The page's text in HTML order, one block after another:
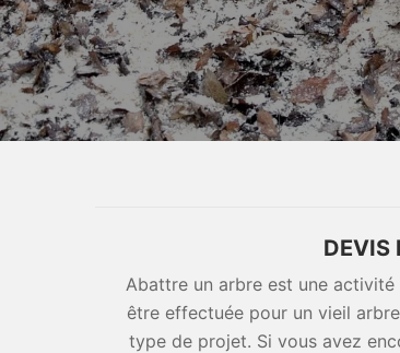
DEVIS
Abattre un arbre est une
être effectuée pour un vieil
type de projet. Si vous avez